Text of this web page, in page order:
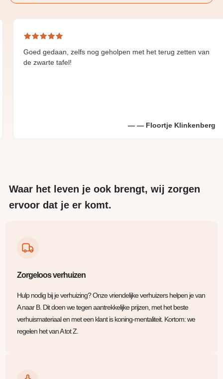
gedaan, zelfs nog geholpen met het terug zetten van
tafel!
Floortje Klinkenberg
Waar het leven je ook brengt, wij zorgen
ervoor dat je er komt.
Zorgeloos verhuizen
Hulp nodig bij je verhuizing? Onze vriendelijke verhuizers helpen je van
A naar B. Dit doen we tegen aantrekkelijke prijzen, met het beste
verhuismateriaal en met een klant is koning-mentaliteit. Kortom: we
regelen het van A tot Z.